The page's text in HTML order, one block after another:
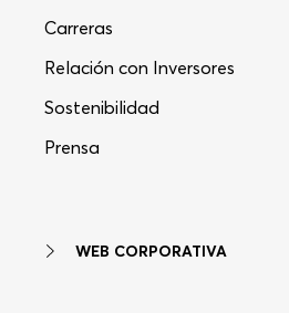
Carreras
Relación con Inversores
Sostenibilidad
Prensa
WEB CORPORATIVA